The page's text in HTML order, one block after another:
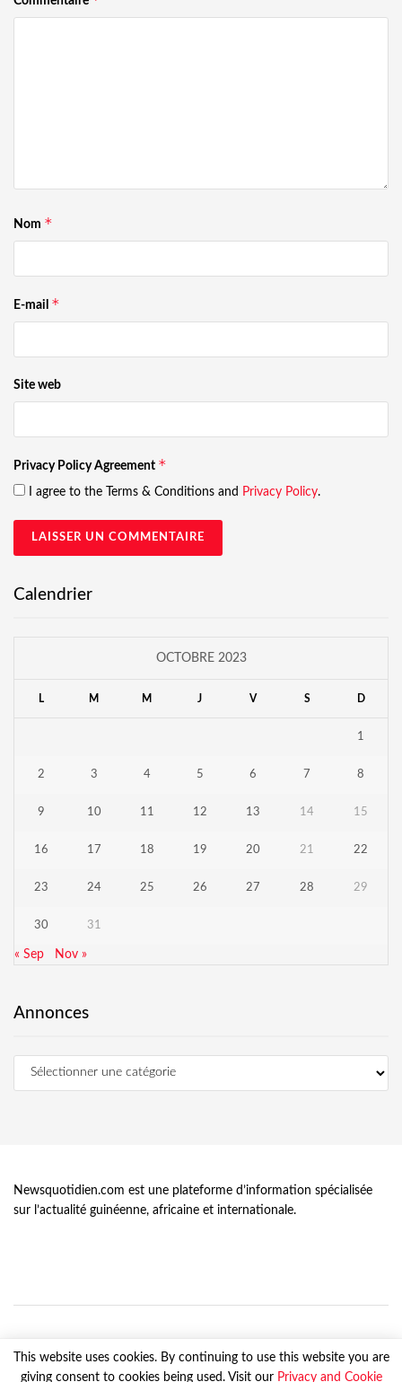
Nom *
E-mail *
Site web
Privacy Policy Agreement *
I agree to the Terms & Conditions and Privacy Policy.
Calendrier
OCTOBRE 2023
L M M J V S D
1
2 3 4 5 6 7 8
9 10 11 12 13 14 15
16 17 18 19 20 21 22
23 24 25 26 27 28 29
30 31
« Sep Nov »
Annonces
Newsquotidien.com est une plateforme d’information spécialisée
sur l’actualité guinéenne, africaine et internationale.
This website uses cookies. By continuing to use this website you are
giving consent to cookies being used. Visit our Privacy and Cookie